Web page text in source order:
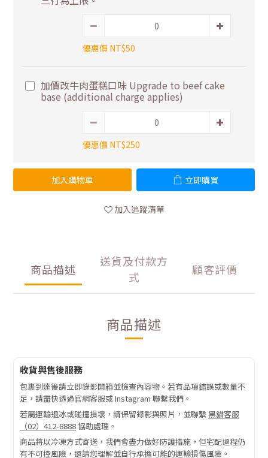
優惠價 NT$50
加價改牛肉蛋糕口味 Upgrade to beef cake
base (additional charge applies)
優惠價 NT$250
加入購物車 立即購買
加入追蹤清單
商品描述
送貨及付款方
式
顧客評價
商品描述
收貨與售後服務
包裹到達後請立即錄影開箱並檢查內容物。若有品項錯誤或數量不
足，請盡快透過官網客服或 Instagram 聯繫我們。
若屬運輸退冰或碰撞損壞，請保留錄影與照片，並聯繫黑貓客服
（02）412-8888協助處理。
商品將以冷凍方式寄送，我們會盡力做好防護措施，但宅配過程仍
有不可控風險，還請您理解並自行承擔可能的運輸損傷風險。